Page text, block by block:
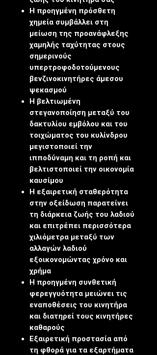
Η προηγμένη πρόσθετη
χημεία συμβάλλει στη
μείωση της προανάφλεξης
χαμηλής ταχύτητας στους
σημερινούς
υπερτροφοδοτούμενους
βενζινοκινητήρες άμεσου
ψεκασμού
Η βελτιωμένη
στεγανοποίηση μεταξύ του
δακτυλίου εμβόλου και του
τοιχώματος του κυλίνδρου
μεγιστοποιεί την
ιπποδύναμη και τη ροπή και
βελτιστοποιεί την οικονομία
καυσίμου
Η εξαιρετική σταθερότητα
στην οξείδωση παρατείνει
τη διάρκεια ζωής του λαδιού
και επιτρέπει περισσότερα
χιλιόμετρα μεταξύ των
αλλαγών λαδιού
εξοικονομώντας χρόνο και
χρήμα
Η προηγμένη συνθετική
φερεγγυότητα μειώνει τις
εναποθέσεις του κινητήρα
και διατηρεί τους κινητήρες
καθαρούς
Εξαιρετική προστασία από
τη φθορά για τα εξαρτήματα